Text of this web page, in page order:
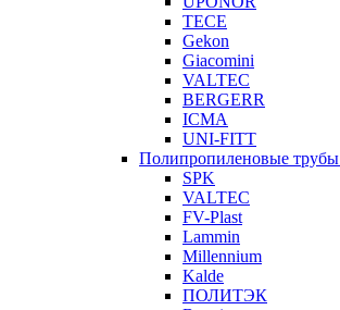
TECE
Gekon
Giacomini
VALTEC
BERGERR
ICMA
UNI-FITT
Полипропиленовые трубы
SPK
VALTEC
FV-Plast
Lammin
Millennium
Kalde
ПОЛИТЭК